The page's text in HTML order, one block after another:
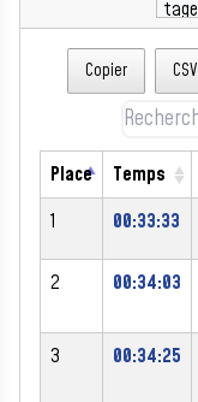
Copier CSV
Place Temps
1
00:33:33
2 00:34:03
3 00:34:25